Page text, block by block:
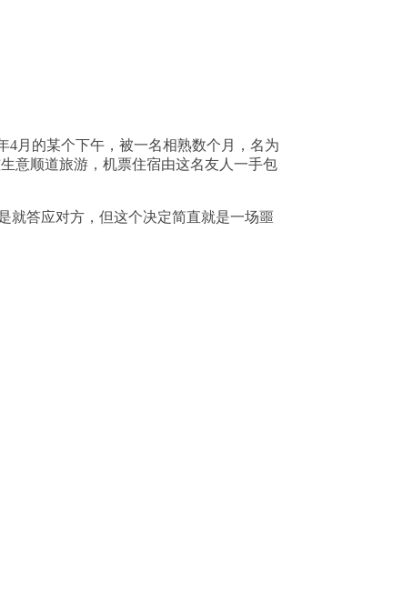
4月的某个下午，被一名相熟数个月，名为
意顺道旅游，机票住宿由这名友人一手包
就答应对方，但这个决定简直就是一场噩